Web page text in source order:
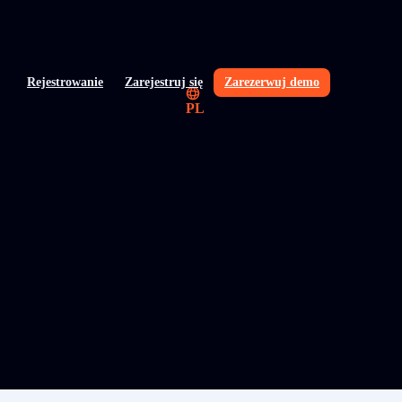
Rejestrowanie Zarejestruj się Zarezerwuj demo
PL